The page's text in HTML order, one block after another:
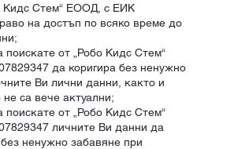
Кидс Стем“ ЕООД, с ЕИК
на достъп по всяко време до
поискате от „Робо Кидс Стем“
да коригира без ненужно
Ви лични данни, както и
са вече актуални;
поискате от „Робо Кидс Стем“
личните Ви данни да
ненужно забавяне при